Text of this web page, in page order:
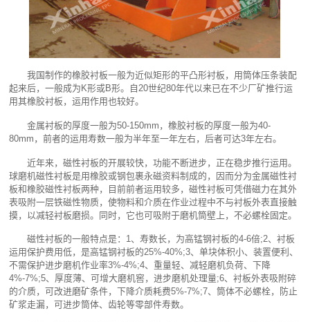
我国制作的橡胶衬板一般为近似矩形的平凸形衬板，用筒体压条装配
起来后，一般成为K形或B形。自20世纪80年代以来已在不少厂矿推行运
用其橡胶衬板，运用作用也较好。
金属衬板的厚度一般为50-150mm，橡胶衬板的厚度一般为40-
80mm，前者的运用寿数一般为半年至一年左右，后者可达3年左右。
近年来，磁性衬板的开展较快，功能不断进步，正在稳步推行运用。
球磨机磁性衬板是用橡胶或钢包裹永磁资料制成的，因而分为金属磁性衬
板和橡胶磁性衬板两种，目前前者运用较多，磁性衬板可凭借磁力在其外
表吸附一层铁磁性物质，使物料和介质在作业过程中不与衬板外表直接触
摸，以减轻衬板磨损。同时，它也可吸附于磨机筒壁上，不必螺栓固定。
磁性衬板的一般特点是：1、寿数长，为高锰钢衬板的4-6倍;2、衬板
运用保护费用低，是高锰钢衬板的25%-40%;3、单块体积小、装置便利、
不需保护进步磨机作业率3%-4%;4、重量轻、减轻磨机负荷、下降
4%-7%;5、厚度薄、可增大磨机窖，进步磨机处理量;6、衬板外表吸附碎
的介质，可改进磨矿条件，下降介质耗费5%-7%;7、筒体不必螺栓，防止
矿浆走漏，可进步筒体、齿轮等零部件寿数。